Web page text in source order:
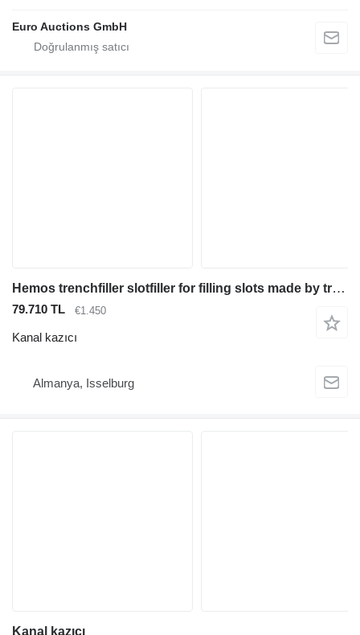
Euro Auctions GmbH
Hemos trenchfiller slotfiller for filling slots made by trecher
79.710 TL €1.450
Kanal kazıcı
Almanya, Isselburg
Kanal kazıcı